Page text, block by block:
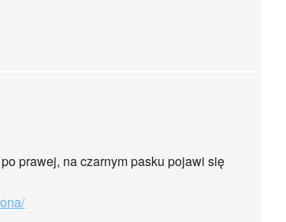
prawej, na czarnym pasku pojawi się